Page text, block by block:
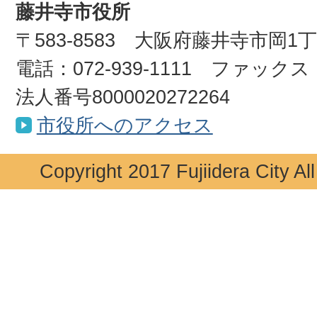
藤井寺市役所
〒583-8583 大阪府藤井寺市岡1
電話：072-939-1111 ファックス
法人番号8000020272264
市役所へのアクセス
Copyright 2017 Fujiidera City